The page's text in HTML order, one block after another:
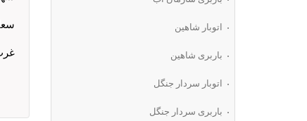
غرب
اتوبار شاهین
باربری شاهین
اتوبار سردار جنگل
باربری سردار جنگل